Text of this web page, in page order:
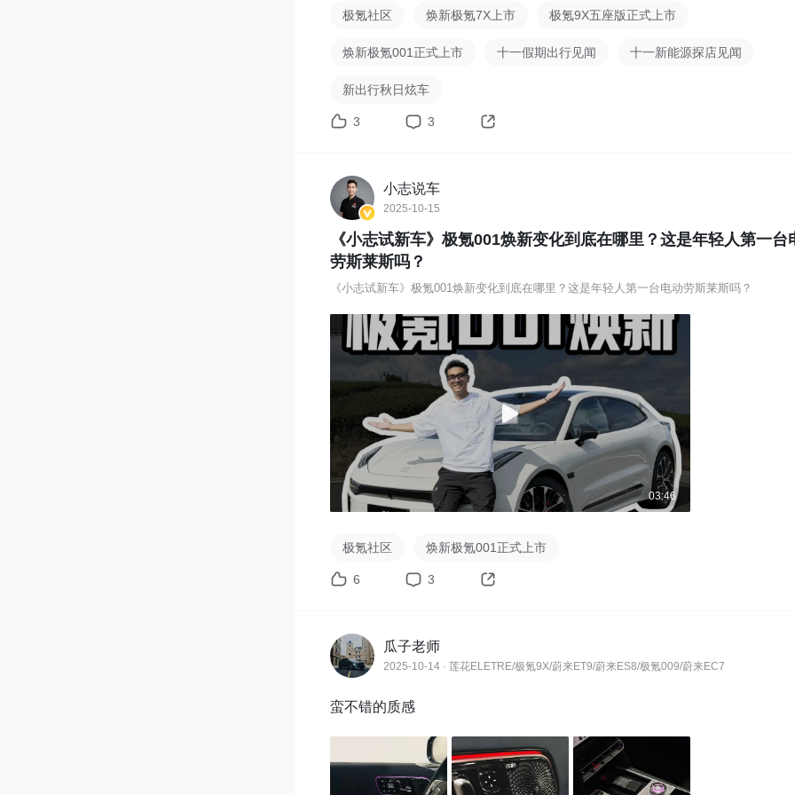
极氪社区 焕新极氪7X上市 极氪9X五座版正式上市
焕新极氪001正式上市 十一假期出行见闻 十一新能源探店见闻
新出行秋日炫车
3 3
小志说车
2025-10-15
《小志试新车》极氪001焕新变化到底在哪里？这是年轻人第一台
劳斯莱斯吗？
《小志试新车》极氪001焕新变化到底在哪里？这是年轻人第一台电动劳斯莱斯吗？
03:46
极氪社区 焕新极氪001正式上市
6 3
瓜子老师
2025-10-14 · 莲花ELETRE/极氪9X/蔚来ET9/蔚来ES8/极氪009/蔚来EC7
蛮不错的质感